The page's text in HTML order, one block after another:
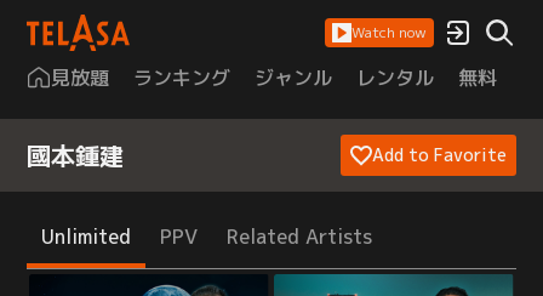
Watch now
見放題 ランキング ジャンル レンタル 無料
國本鍾建 Add to Favorite
Unlimited PPV Related Artists